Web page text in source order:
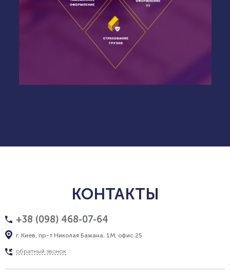
КОНТАКТЫ
+38 (098) 468-07-64
г. Киев, пр-т Николая Бажана, 1М, офис 25
обратный звонок